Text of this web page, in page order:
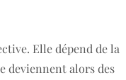
Elle dépend de la
deviennent alors des